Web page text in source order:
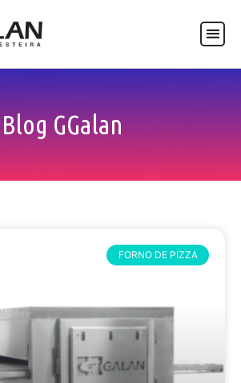
Blog GGalan
FORNO DE PIZZA